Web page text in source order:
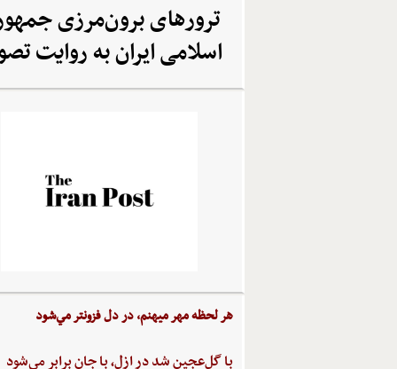
ترورهای برون‌مرزی
اسلامی ایران به روایت
هر لحظه‌ مهر ميهنم،‌ در دل‌ فزونتر مي‌شود
با گل‌عجين‌ شد در ازل،‌ با جان‌ برابر مي‌شود